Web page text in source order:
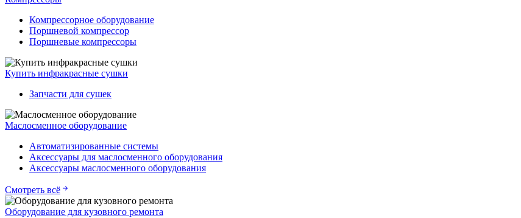
Компрессорное оборудование
Поршневой компрессор
Поршневые компрессоры
Купить инфракрасные сушки
Запчасти для сушек
Маслосменное оборудование
Автоматизированные системы
Аксессуары для маслосменного оборудования
Аксессуары маслосменного оборудования
Смотреть всё
Оборудование для кузовного ремонта